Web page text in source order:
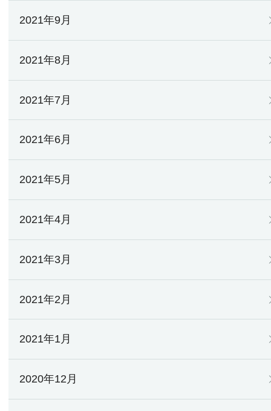
2021年9月
2021年8月
2021年7月
2021年6月
2021年5月
2021年4月
2021年3月
2021年2月
2021年1月
2020年12月